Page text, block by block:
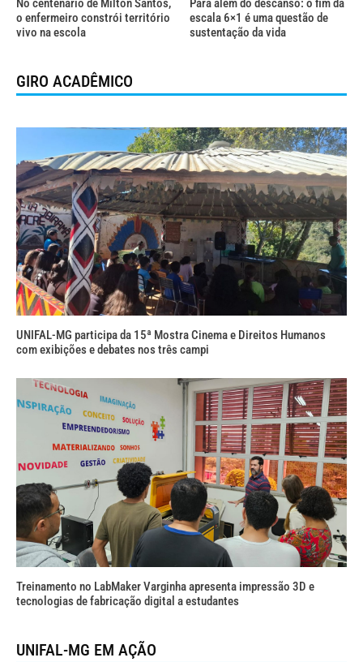
o enfermeiro constrói território
vivo na escola
escala 6×1 é uma questão de
sustentação da vida
GIRO ACADÊMICO
UNIFAL-MG participa da 15ª Mostra Cinema e Direitos Humanos
com exibições e debates nos três campi
Treinamento no LabMaker Varginha apresenta impressão 3D e
tecnologias de fabricação digital a estudantes
UNIFAL-MG EM AÇÃO